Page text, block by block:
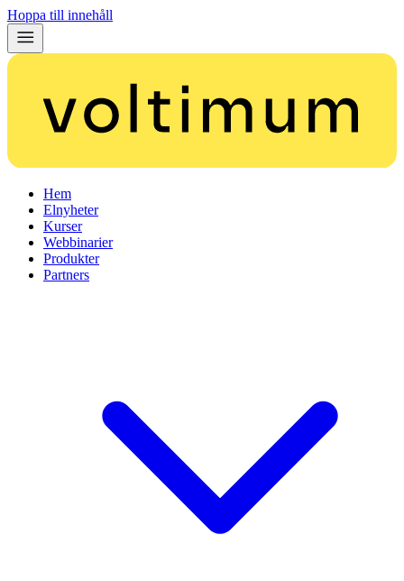
Hoppa till innehåll
Hem
Elnyheter
Kurser
Webbinarier
Produkter
Partners